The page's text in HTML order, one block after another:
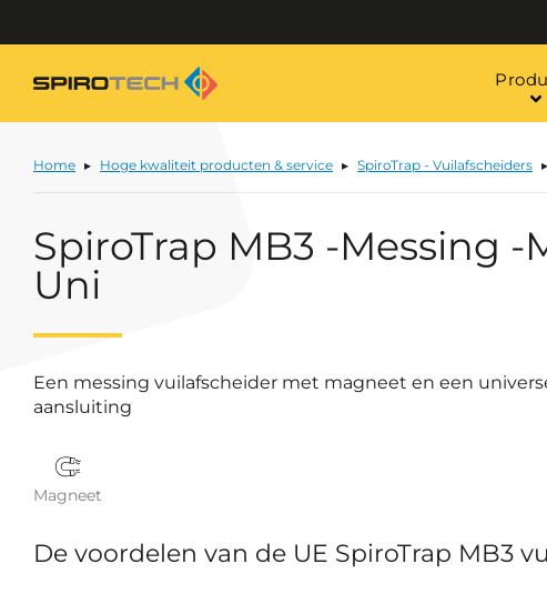
Home Hoge kwaliteit producten & service SpiroTrap - Vuilafscheiders
SpiroTrap MB3 -Messing -
Uni
Een messing vuilafscheider met magneet en een
aansluiting
Magneet
De voordelen van de UE SpiroTrap MB3